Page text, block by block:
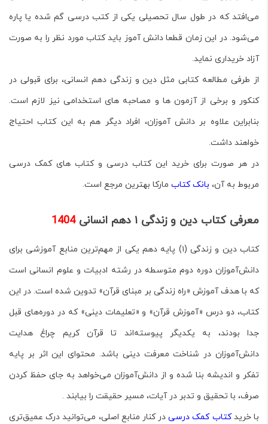
می‌افتد که در طول سال تحصیلی یکی از کتب درسی گم شده یا پاره
می‌شود. در این زمان قطعا دانش آموز باید کتاب مورد نظر را به صورت
آزاد خریداری نماید.
از طرفی مطالعه کتابی مثل دین و زندگی دهم انسانی، برای قبولی در
کنکور و برخی از آزمون ها و مصاحبه های استخدامی نیز لازم است.
بنابراین علاوه بر دانش آموزان، افراد دیگر هم به این کتاب احتیاج
خواهند داشت.
در هر صورت برای خرید این کتاب درسی و کتاب های کمک درسی
مربوط به آن، بانک کتاب مارکا بهترین مرجع است.
معرفی کتاب دین و زندگی ۱ دهم انسانی 1404
کتابدین و زندگی (۱) پایه دهم
یکی از مهم‌ترین منابع آموزشی برای
دانش‌آموزان دوره دوم متوسطه در رشته ادبیات و علوم انسانیاست
که با هدف آموزش «راه زندگی بر مبنای قرآن» تدوین شده است. در این
کتاب، دو درس «آموزش قرآن» و «تعلیمات دینی» که در دوره‌های قبل
جدا بودند، به یکدیگر پیوسته‌اند تا قرآن کریم چراغ هدایت
دانش‌آموزان در شناخت معرفت دینی باشد. محتوای این اثر بر پایه
تفکر و اندیشه بنا شده و از دانش‌آموزان می‌خواهد به جای حفظ کردن
صرف، با تحقیق و تدبر در آیات، مسیر حقیقت را بیابند .
با خریدکتاب کمک درسیدر کنار منابع اصلی، می‌توانید درک عمیق‌تری